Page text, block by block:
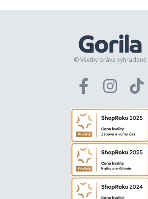
© Všetky práva vyhradené